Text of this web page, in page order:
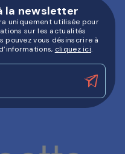
la newsletter
uniquement utilisée pour
sur les actualités
pouvez vous désinscrire à
cliquez ici.